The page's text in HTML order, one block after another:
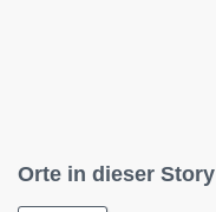
Orte in dieser Story